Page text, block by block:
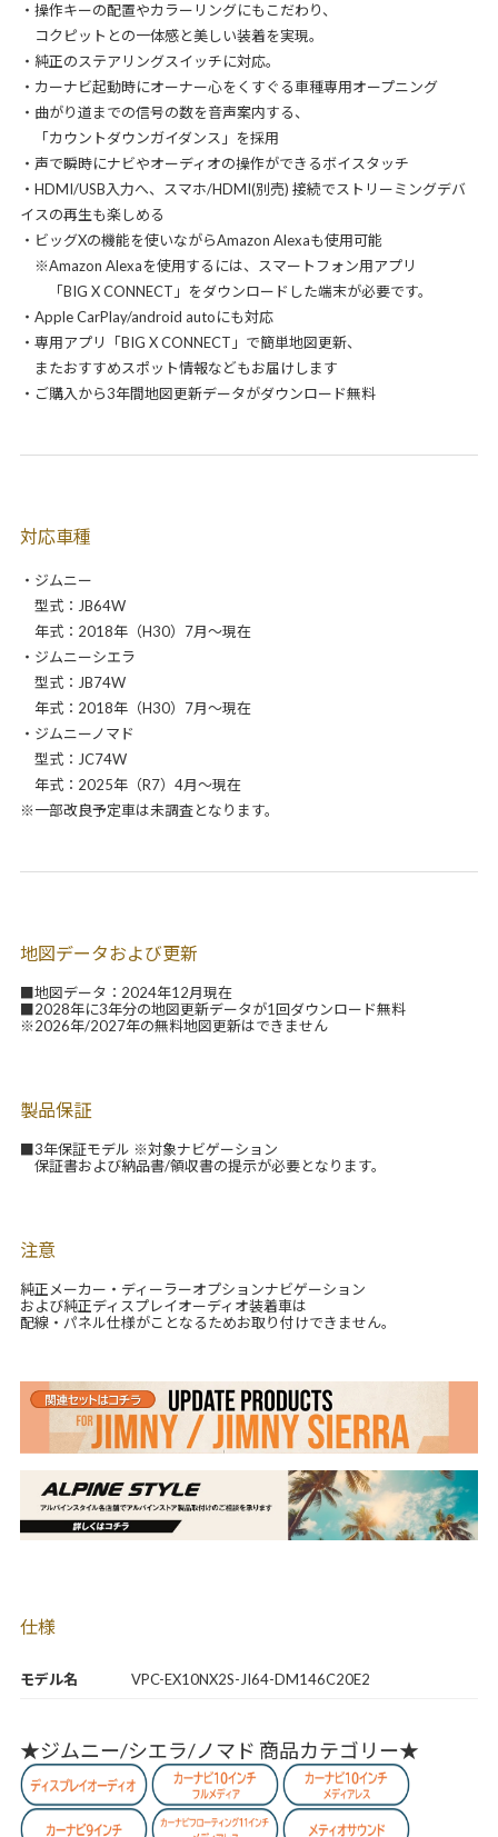
モデル名 VPC-EX10NX2S-JI64-DM146C20E2
・操作キーの配置やカラーリングにもこだわり、
コクピットとの一体感と美しい装着を実現。
・純正のステアリングスイッチに対応。
・カーナビ起動時にオーナー心をくすぐる車種専用オープニング
・曲がり道までの信号の数を音声案内する、
「カウントダウンガイダンス」を採用
・声で瞬時にナビやオーディオの操作ができるボイスタッチ
・HDMI/USB入力へ、スマホ/HDMI(別売) 接続でストリーミングデバ
イスの再生も楽しめる
・ビッグXの機能を使いながらAmazon Alexaも使用可能
※Amazon Alexaを使用するには、スマートフォン用アプリ
「BIG X CONNECT」をダウンロードした端末が必要です。
・Apple CarPlay/android autoにも対応
・専用アプリ「BIG X CONNECT」で簡単地図更新、
またおすすめスポット情報などもお届けします
・ご購入から3年間地図更新データがダウンロード無料
対応車種
・ジムニー
型式：JB64W
年式：2018年（H30）7月～現在
・ジムニーシエラ
型式：JB74W
年式：2018年（H30）7月～現在
・ジムニーノマド
型式：JC74W
年式：2025年（R7）4月～現在
※一部改良予定車は未調査となります。
地図データおよび更新
■地図データ：2024年12月現在
■2028年に3年分の地図更新データが1回ダウンロード無料
※2026年/2027年の無料地図更新はできません
製品保証
■3年保証モデル ※対象ナビゲーション
保証書および納品書/領収書の提示が必要となります。
注意
純正メーカー・ディーラーオプションナビゲーション
および純正ディスプレイオーディオ装着車は
配線・パネル仕様がことなるためお取り付けできません。
仕様
★ジムニー/シエラ/ノマド 商品カテゴリー★